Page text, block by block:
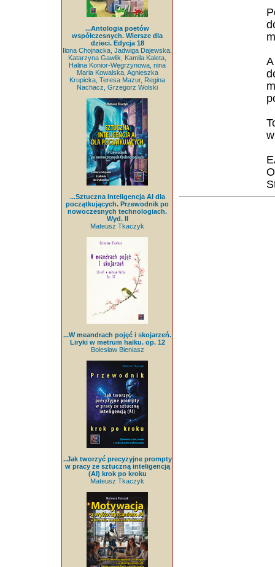
...Antologia poetów
współczesnych. Wiersze dla
dzieci. Edycja 18
Ilona Chojnacka, Jadwiga Dajewska,
Katarzyna Gawlik, Kamila Kaleta,
Halina Konior-Węgrzynowa, nina
Maria Kowalska, Agnieszka
Krupicka, Teresa Mazur, Regina
Nachacz, Grzegorz Wolski
...Sztuczna Inteligencja AI dla
początkujących. Przewodnik po
nowoczesnych technologiach.
Wyd. II
Mateusz Tkaczyk
...W meandrach pojęć i skojarzeń.
Liryki w metrum haiku. op. 12
Bolesław Bieniasz
..Jak tworzyć precyzyjne prompty
w pracy ze sztuczną inteligencją
(AI) krok po kroku
Mateusz Tkaczyk